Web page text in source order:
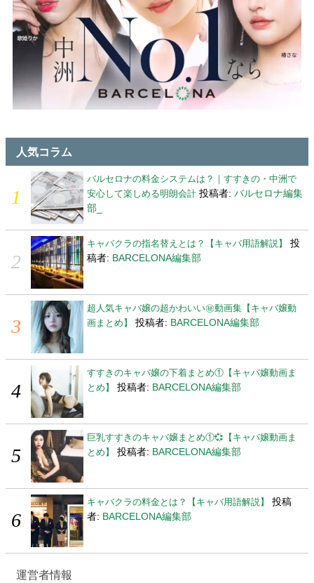
人気コラム
バルセロナの料金システムは？｜すすきの・中洲で
安心して楽しめる明朗会計 投稿者: バルセロナ編集
部_
キャバクラの指名替えとは？【キャバ用語解説】
投
稿者: BARCELONA編集部
超人気キャバ嬢の超かわいい㊙動画集【キャバ嬢動
画まとめ】
投稿者: BARCELONA編集部
すすきのキャバ嬢の下着まとめ①【キャバ嬢動画ま
とめ】
投稿者: BARCELONA編集部
巨乳すすきのキャバ嬢まとめ①💞【キャバ嬢動画ま
とめ】
投稿者: BARCELONA編集部
キャバクラの料金とは？【キャバ用語解説】
投稿
者: BARCELONA編集部
運営者情報